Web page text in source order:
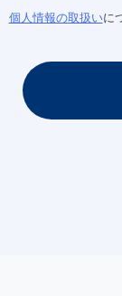
個人情報の取扱いに